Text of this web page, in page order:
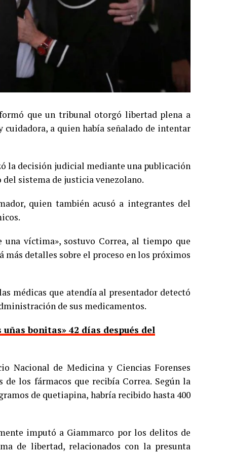
que un tribunal otorgó libertad plena a
a quien había señalado de intentar
la decisión judicial mediante una publicación
sistema de justicia venezolano.
quien también acusó a integrantes del
víctima», sostuvo Correa, al tiempo que
detalles sobre el proceso en los próximos
médicas que atendía al presentador detectó
de sus medicamentos.
bonitas» 42 días después del
Nacional de Medicina y Ciencias Forenses
los fármacos que recibía Correa. Según la
de quetiapina, habría recibido hasta 400
imputó a Giammarco por los delitos de
de libertad, relacionados con la presunta